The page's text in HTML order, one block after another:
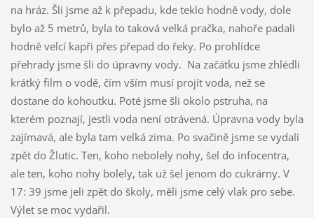
na hráz. Šli jsme až k přepadu, kde teklo hodně vody, dole
bylo až 5 metrů, byla to taková velká pračka, nahoře padali
hodně velcí kapři přes přepad do řeky. Po prohlídce
přehrady jsme šli do úpravny vody. Na začátku jsme zhlédli
krátký film o vodě, čím vším musí projít voda, než se
dostane do kohoutku. Poté jsme šli okolo pstruha, na
kterém poznají, jestli voda není otrávená. Úpravna vody byla
zajímavá, ale byla tam velká zima. Po svačině jsme se vydali
zpět do Žlutic. Ten, koho nebolely nohy, šel do infocentra,
ale ten, koho nohy bolely, tak už šel jenom do cukrárny. V
17: 39 jsme jeli zpět do školy, měli jsme celý vlak pro sebe.
Výlet se moc vydařil.